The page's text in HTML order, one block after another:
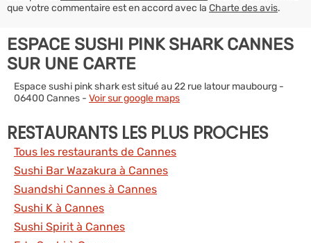
que votre commentaire est en accord avec la Charte des avis.
ESPACE SUSHI PINK SHARK CANNES
SUR UNE CARTE
Espace sushi pink shark est situé au 22 rue latour maubourg -
06400 Cannes - Voir sur google maps
RESTAURANTS LES PLUS PROCHES
Tous les restaurants de Cannes
Sushi Bar Wazakura à Cannes
Suandshi Cannes à Cannes
Sushi K à Cannes
Sushi Spirit à Cannes